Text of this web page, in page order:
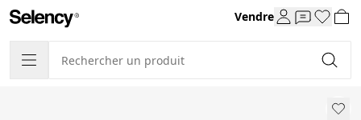
Vendre